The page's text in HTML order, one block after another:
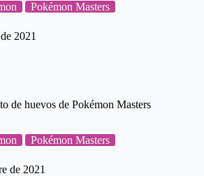
Pokémon Masters
2021
de huevos de Pokémon Masters
Pokémon Masters
de 2021